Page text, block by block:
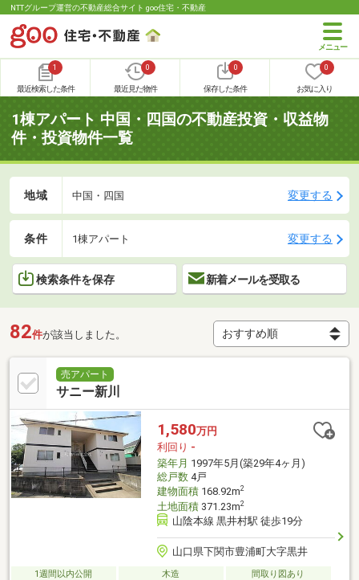
NTTグループ運営の不動産総合サイト goo住宅・不動産
1
最近検索した条件
0
最近見た物件
0
保存した条件
0
お気に入り
1棟アパート 中国・四国の不動産投資・収益物
件・投資物件一覧
地域 中国・四国 変更する
条件 1棟アパート 変更する
検索条件を保存 新着メールを受取る
82件が該当しました。
売アパート
サニー新川
1,580万円
利回り -
築年月 1997年5月(築29年4ヶ月)
総戸数4戸
建物面積168.92m2
土地面積371.23m2
山陰本線 黒井村駅 徒歩19分
山口県下関市豊浦町大字黒井
1週間以内公開 木造
間取り図あり